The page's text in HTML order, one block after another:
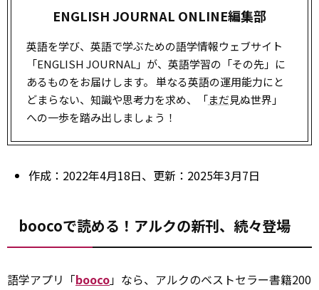
ENGLISH JOURNAL ONLINE編集部
英語を学び、英語で学ぶための語学情報ウェブサイト
「ENGLISH JOURNAL」が、英語学習の「その先」に
あるものをお届けします。 単なる英語の運用能力にと
どまらない、知識や思考力を求め、「まだ見ぬ世界」
への一歩を踏み出しましょう！
作成：2022年4月18日、更新：2025年3月7日
boocoで読める！アルクの新刊、続々登場
語学アプリ「booco」なら、アルクのベストセラー書籍200